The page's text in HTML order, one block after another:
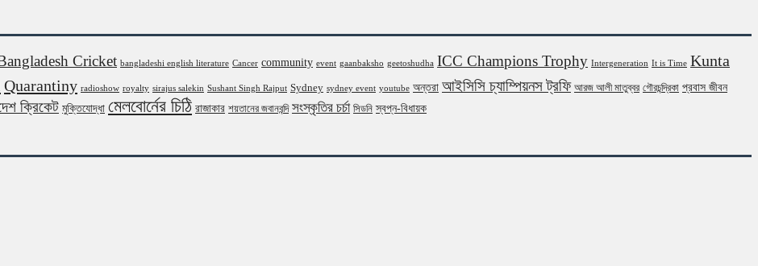
Cricket bangladeshi english literature Cancer community event gaanbaksho geetoshudha ICC Champions Trophy Intergeneration It is Time Kunta
Quarantiny radioshow royalty sirajus salekin Sushant Singh Rajput Sydney sydney event youtube অন্তরা আইসিসি চ্যাম্পিয়নস ট্রফি আরজ আলী মাতুব্বর গৌরচন্দ্রিকা প্রবাস জীবন
ক্রিকেট মুক্তিযোদ্ধা মেলবোর্নের চিঠি রাজাকার শয়তানের জবানবন্দি সংস্কৃতির চর্চা সিডনি স্বপ্ন-বিধায়ক